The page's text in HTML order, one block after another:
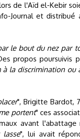
de l'Aïd el-Kebir
Journal et distribué
le bout du nez par
propos poursuivis
à la discrimination ou
", Brigitte Bardot,
portent" ces
avant
", lui avait